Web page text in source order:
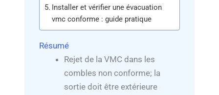
Installer et vérifier une évacuation
vmc conforme : guide pratique
Résumé
Rejet de la VMC dans les
combles non conforme; la
sortie doit être extérieure